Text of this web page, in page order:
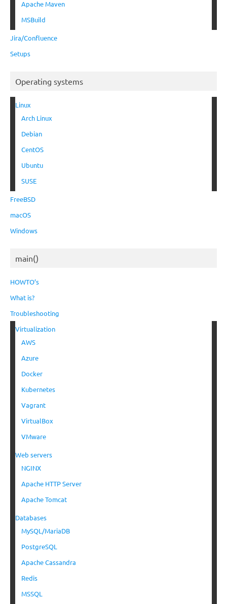
Apache Maven
MSBuild
Jira/Confluence
Setups
Operating systems
Linux
Arch Linux
Debian
CentOS
Ubuntu
SUSE
FreeBSD
macOS
Windows
main()
HOWTO’s
What is?
Troubleshooting
Virtualization
AWS
Azure
Docker
Kubernetes
Vagrant
VirtualBox
VMware
Web servers
NGINX
Apache HTTP Server
Apache Tomcat
Databases
MySQL/MariaDB
PostgreSQL
Apache Cassandra
Redis
MSSQL